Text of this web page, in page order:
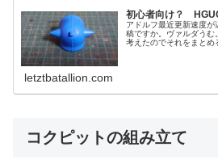
初心者向け？
アドルフ最近更新速度
稿ですか。ヴァルダうむ
考えたのでそれをまと
letztbatallion.com
コクピットの組み立て